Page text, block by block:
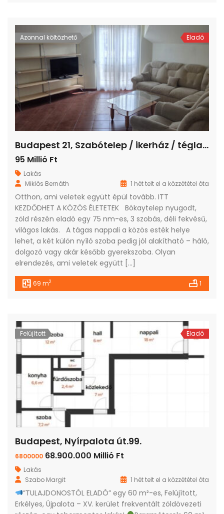
Azonnal költözhető Eladó
Budapest 21, Szabótelep / ikerház / tégla / 2 szoba / 70 m²
95 Millió Ft
Lakás
Miklós Bernáth
1 hét telt el a közzététel óta
Otthon, ami veletek együtt épül tovább. ITT
KEZDŐDHET A KÖZÖS ÉLETETEK Bókaytelep nyugodt,
zöld részén eladó egy 75 nm-es, 3 szobás, déli fekvésű,
világos lakás. A tágas nappali a közös esték helye
lehet, a két külön nyíló szoba pedig jól alakítható – háló,
dolgozó vagy akár később gyerekszoba. Olyan
elrendezés, ami veletek együtt […]
69 m2 1
Felújított Eladó
Budapest, Nyírpalota út.99.
6800000 68.900.000 Millió Ft
Lakás
Szabo Margit
1 hét telt el a közzététel óta
”TULAJDONOSTÓL ELADÓ” egy 60 m²-es, Felújított,
Erkélyes, Újpalota – XV. kerület frekventált zöldövezeti